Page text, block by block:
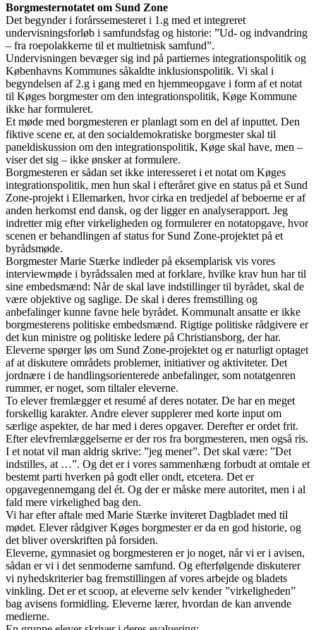
Borgmesternotatet om Sund Zone
Det begynder i forårssemesteret i 1.g med et integreret
undervisningsforløb i samfundsfag og historie: ”Ud- og indvandring
– fra roepolakkerne til et multietnisk samfund”.
Undervisningen bevæger sig ind på partiernes integrationspolitik og
Københavns Kommunes såkaldte inklusionspolitik. Vi skal i
begyndelsen af 2.g i gang med en hjemmeopgave i form af et notat
til Køges borgmester om den integrationspolitik, Køge Kommune
ikke har formuleret.
Et møde med borgmesteren er planlagt som en del af inputtet. Den
fiktive scene er, at den socialdemokratiske borgmester skal til
paneldiskussion om den integrationspolitik, Køge skal have, men –
viser det sig – ikke ønsker at formulere.
Borgmesteren er sådan set ikke interesseret i et notat om Køges
integrationspolitik, men hun skal i efteråret give en status på et Sund
Zone-projekt i Ellemarken, hvor cirka en tredjedel af beboerne er af
anden herkomst end dansk, og der ligger en analyserapport. Jeg
indretter mig efter virkeligheden og formulerer en notatopgave, hvor
scenen er behandlingen af status for Sund Zone-projektet på et
byrådsmøde.
Borgmester Marie Stærke indleder på eksemplarisk vis vores
interviewmøde i byrådssalen med at forklare, hvilke krav hun har til
sine embedsmænd: Når de skal lave indstillinger til byrådet, skal de
være objektive og saglige. De skal i deres fremstilling og
anbefalinger kunne favne hele byrådet. Kommunalt ansatte er ikke
borgmesterens politiske embedsmænd. Rigtige politiske rådgivere er
det kun ministre og politiske ledere på Christiansborg, der har.
Eleverne spørger løs om Sund Zone-projektet og er naturligt optaget
af at diskutere områdets problemer, initiativer og aktiviteter. Det
jordnære i de handlingsorienterede anbefalinger, som notatgenren
rummer, er noget, som tiltaler eleverne.
To elever fremlægger et resumé af deres notater. De har en meget
forskellig karakter. Andre elever supplerer med korte input om
særlige aspekter, de har med i deres opgaver. Derefter er ordet frit.
Efter elevfremlæggelserne er der ros fra borgmesteren, men også ris.
I et notat vil man aldrig skrive: ”jeg mener”. Det skal være: ”Det
indstilles, at …”. Og det er i vores sammenhæng forbudt at omtale et
bestemt parti hverken på godt eller ondt, etcetera. Det er
opgavegennemgang del ét. Og der er måske mere autoritet, men i al
fald mere virkelighed bag den.
Vi har efter aftale med Marie Stærke inviteret Dagbladet med til
mødet. Elever rådgiver Køges borgmester er da en god historie, og
det bliver overskriften på forsiden.
Eleverne, gymnasiet og borgmesteren er jo noget, når vi er i avisen,
sådan er vi i det senmoderne samfund. Og efterfølgende diskuterer
vi nyhedskriterier bag fremstillingen af vores arbejde og bladets
vinkling. Det er et scoop, at eleverne selv kender ”virkeligheden”
bag avisens formidling. Eleverne lærer, hvordan de kan anvende
medierne.